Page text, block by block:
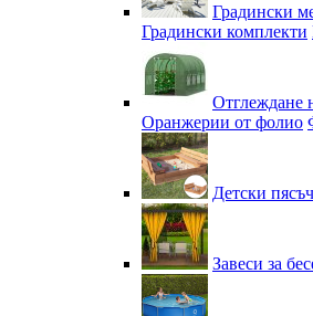
Градински
Градински комплекти
Отглеждане
Оранжерии от фолио
Детски
Завеси за